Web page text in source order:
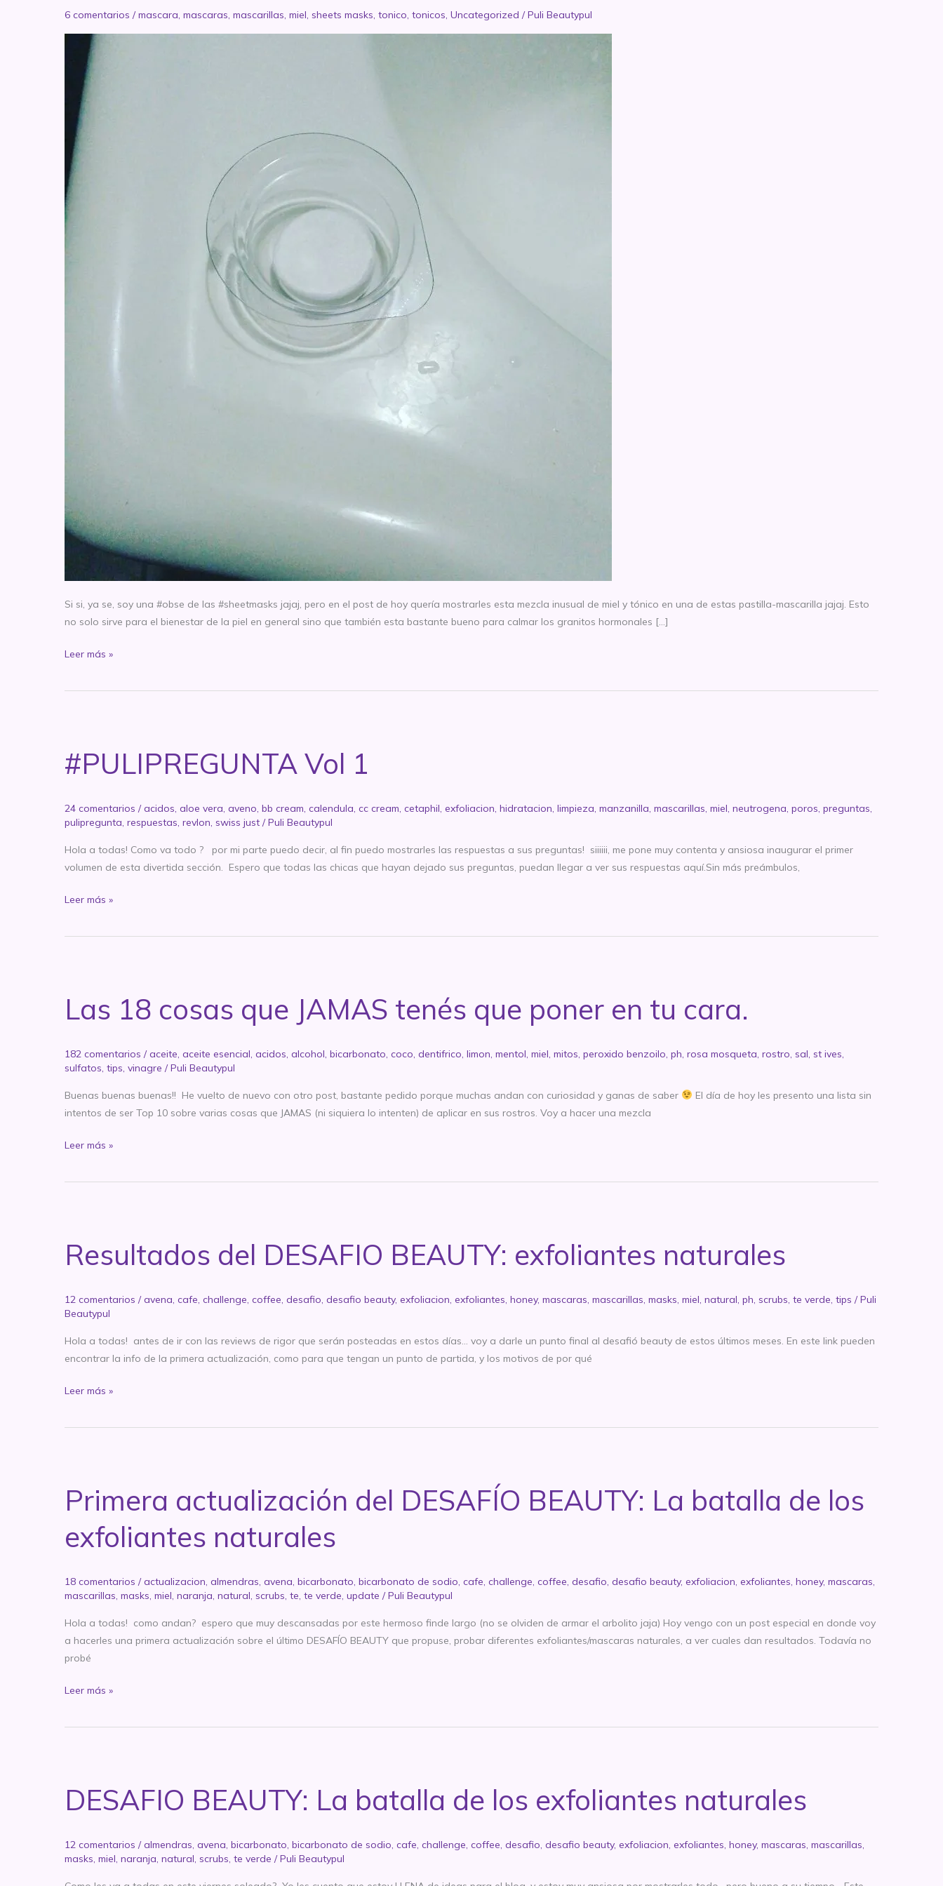
6 comentarios /mascara, mascaras, mascarillas, miel, sheets masks, tonico, tonicos, Uncategorized /Puli Beautypul
Si si, ya se, soy una #obse de las #sheetmasks jajaj, pero en el post de hoy quería mostrarles esta mezcla inusual de miel y tónico en una de estas pastilla-mascarilla jajaj. Esto
no solo sirve para el bienestar de la piel en general sino que también esta bastante bueno para calmar los granitos hormonales […]
Mascarilla
tela
tonico
Leer más »
#PULIPREGUNTA Vol 1
24 comentarios /acidos, aloe vera, aveno, bb cream, calendula, cc cream, cetaphil, exfoliacion, hidratacion, limpieza, manzanilla, mascarillas, miel, neutrogena, poros, preguntas,
pulipregunta, respuestas, revlon, swiss just /Puli Beautypul
Hola a todas! Como va todo ? por mi parte puedo decir, al fin puedo mostrarles las respuestas a sus preguntas! siiiiii, me pone muy contenta y ansiosa inaugurar el primer
volumen de esta divertida sección. Espero que todas las chicas que hayan dejado sus preguntas, puedan llegar a ver sus respuestas aquí.Sin más preámbulos,
#PULIPREGUNTA
1
Leer más »
Las 18 cosas que JAMAS tenés que poner en tu cara.
182 comentarios /aceite, aceite esencial, acidos, alcohol, bicarbonato, coco, dentifrico, limon, mentol, miel, mitos, peroxido benzoilo, ph, rosa mosqueta, rostro, sal, st ives,
sulfatos, tips, vinagre /Puli Beautypul
Buenas buenas buenas!! He vuelto de nuevo con otro post, bastante pedido porque muchas andan con curiosidad y ganas de saber
El día de hoy les presento una lista sin
intentos de ser Top 10 sobre varias cosas que JAMAS (ni siquiera lo intenten) de aplicar en sus rostros. Voy a hacer una mezcla
Las
cosas
que
poner
tu
cara.
Leer más »
Resultados del DESAFIO BEAUTY: exfoliantes naturales
12 comentarios /avena, cafe, challenge, coffee, desafio, desafio beauty, exfoliacion, exfoliantes, honey, mascaras, mascarillas, masks, miel, natural, ph, scrubs, te verde, tips /Puli
Beautypul
Hola a todas! antes de ir con las reviews de rigor que serán posteadas en estos días… voy a darle un punto final al desafió beauty de estos últimos meses. En este link pueden
encontrar la info de la primera actualización, como para que tengan un punto de partida, y los motivos de por qué
Resultados
DESAFIO
Leer más »
Primera actualización del DESAFÍO BEAUTY: La batalla de los
exfoliantes naturales
18 comentarios /actualizacion, almendras, avena, bicarbonato, bicarbonato de sodio, cafe, challenge, coffee, desafio, desafio beauty, exfoliacion, exfoliantes, honey, mascaras,
mascarillas, masks, miel, naranja, natural, scrubs, te, te verde, update /Puli Beautypul
Hola a todas! como andan? espero que muy descansadas por este hermoso finde largo (no se olviden de armar el arbolito jaja) Hoy vengo con un post especial en donde voy
a hacerles una primera actualización sobre el último DESAFÍO BEAUTY que propuse, probar diferentes exfoliantes/mascaras naturales, a ver cuales dan resultados. Todavía no
probé
Primera
del
batalla
de
exfoliantes
naturales
Leer más »
DESAFIO BEAUTY: La batalla de los exfoliantes naturales
12 comentarios /almendras, avena, bicarbonato, bicarbonato de sodio, cafe, challenge, coffee, desafio, desafio beauty, exfoliacion, exfoliantes, honey, mascaras, mascarillas,
masks, miel, naranja, natural, scrubs, te verde /Puli Beautypul